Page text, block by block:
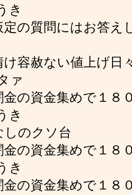
き
定の質問にはお答
け容赦ない値上げ日
ァ
金の資金集めで１
き
しのクソ台
金の資金集めで１
き
金の資金集めで１